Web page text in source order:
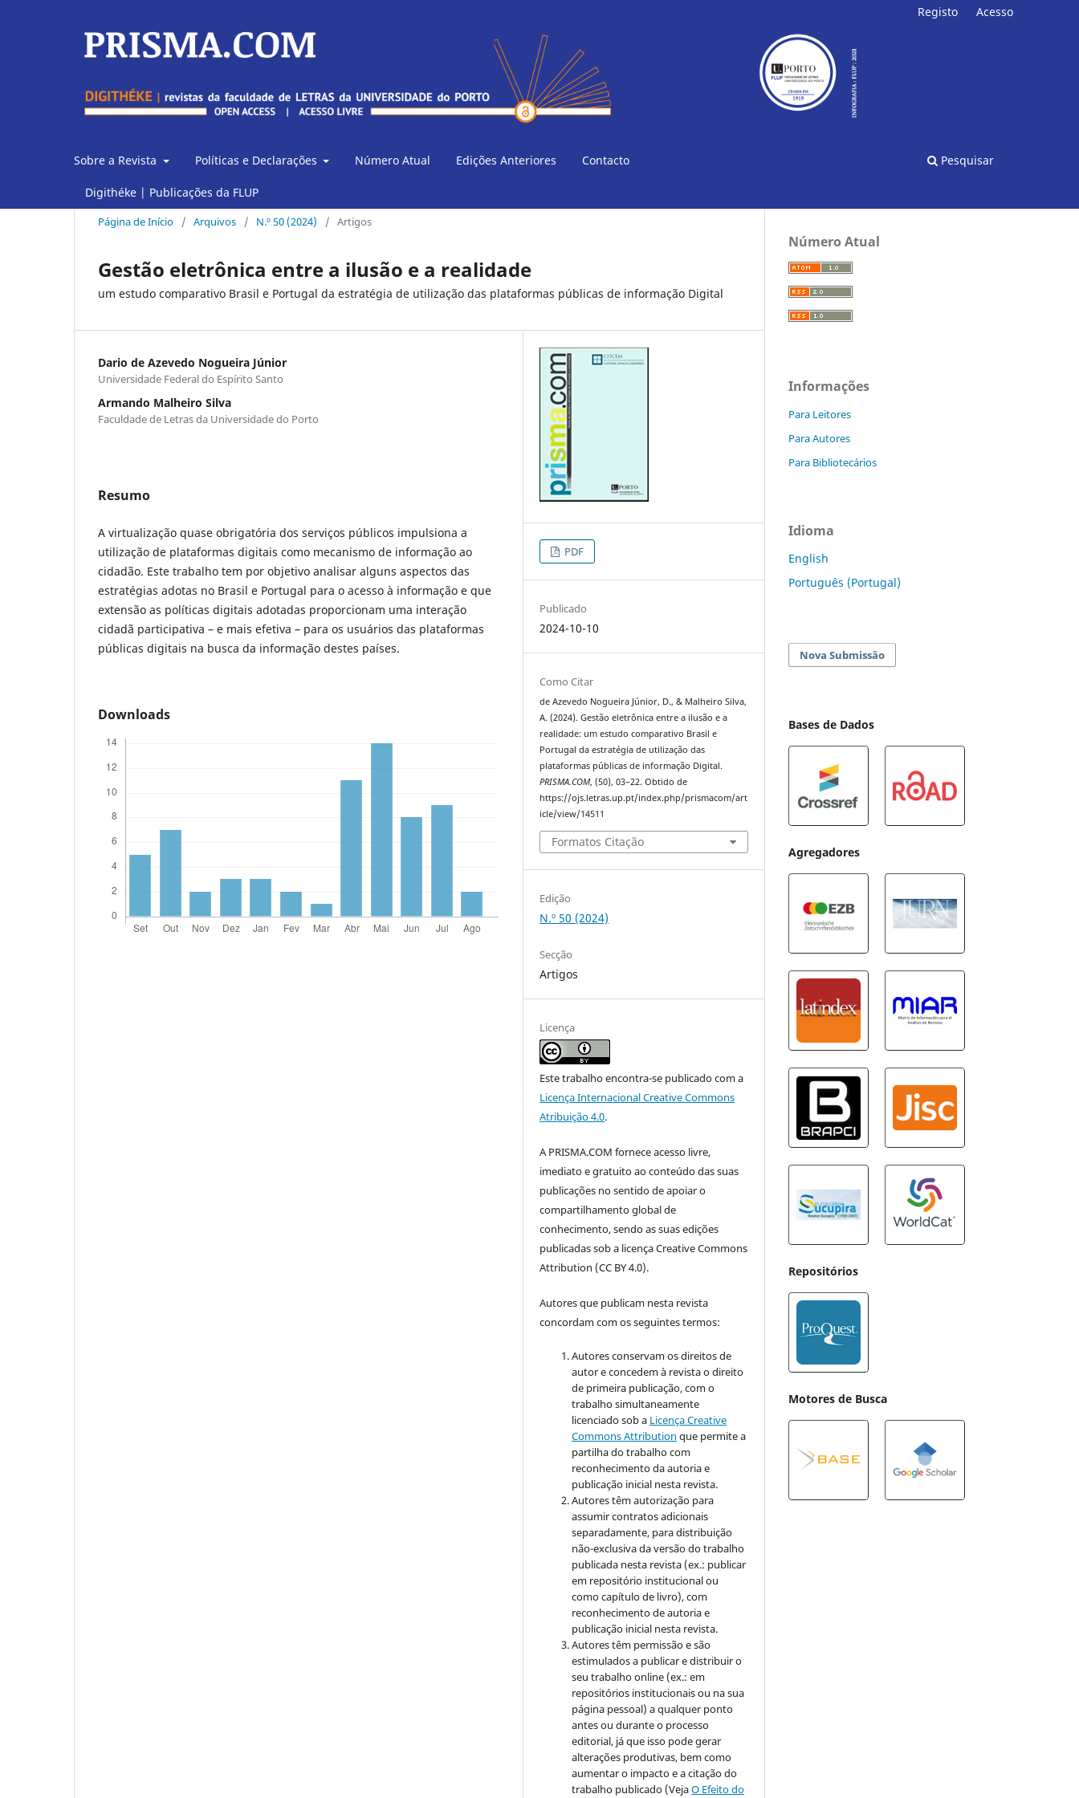
Sobre a Revista Políticas e Declarações Número Atual Edições Anteriores Contacto
Digithéke | Publicações da FLUP
Pesquisar
Registo Acesso
Página de Início / Arquivos / N.º 50 (2024) / Artigos
Gestão eletrônica entre a ilusão e a realidade
um estudo comparativo Brasil e Portugal da estratégia de utilização das plataformas públicas de informação Digital
Dario de Azevedo Nogueira Júnior
Universidade Federal do Espírito Santo
Armando Malheiro Silva
Faculdade de Letras da Universidade do Porto
Resumo
A virtualização quase obrigatória dos serviços públicos impulsiona a
utilização de plataformas digitais como mecanismo de informação ao
cidadão. Este trabalho tem por objetivo analisar alguns aspectos das
estratégias adotas no Brasil e Portugal para o acesso à informação e que
extensão as políticas digitais adotadas proporcionam uma interação
cidadã participativa – e mais efetiva – para os usuários das plataformas
públicas digitais na busca da informação destes países.
Downloads
PDF
Publicado
2024-10-10
Como Citar
de Azevedo Nogueira Júnior, D., & Malheiro Silva,
A. (2024). Gestão eletrônica entre a ilusão e a
realidade: um estudo comparativo Brasil e
Portugal da estratégia de utilização das
plataformas públicas de informação Digital.
PRISMA.COM, (50), 03–22. Obtido de
https://ojs.letras.up.pt/index.php/prismacom/art
icle/view/14511
Formatos Citação
Edição
N.º 50 (2024)
Secção
Artigos
Licença
Este trabalho encontra-se publicado com a
Licença Internacional Creative Commons
Atribuição 4.0.
A PRISMA.COM fornece acesso livre,
imediato e gratuito ao conteúdo das suas
publicações no sentido de apoiar o
compartilhamento global de
conhecimento, sendo as suas edições
publicadas sob a licença Creative Commons
Attribution (CC BY 4.0).
Autores que publicam nesta revista
concordam com os seguintes termos:
Autores conservam os direitos de
autor e concedem à revista o direito
de primeira publicação, com o
trabalho simultaneamente
licenciado sob a Licença Creative
Commons Attribution que permite a
partilha do trabalho com
reconhecimento da autoria e
publicação inicial nesta revista.
Autores têm autorização para
assumir contratos adicionais
separadamente, para distribuição
não-exclusiva da versão do trabalho
publicada nesta revista (ex.: publicar
em repositório institucional ou
como capítulo de livro), com
reconhecimento de autoria e
publicação inicial nesta revista.
Autores têm permissão e são
estimulados a publicar e distribuir o
seu trabalho online (ex.: em
repositórios institucionais ou na sua
página pessoal) a qualquer ponto
antes ou durante o processo
editorial, já que isso pode gerar
alterações produtivas, bem como
aumentar o impacto e a citação do
trabalho publicado (VejaO Efeito do
Número Atual
Informações
Para Leitores
Para Autores
Para Bibliotecários
Idioma
English
Português (Portugal)
Nova Submissão
Bases de Dados
Agregadores
Repositórios
Motores de Busca